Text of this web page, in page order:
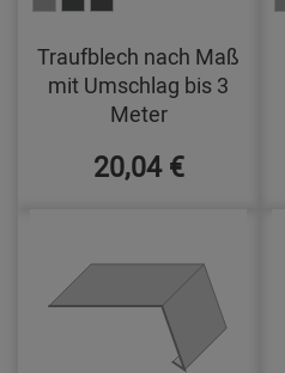
Traufblech nach Maß
mit Umschlag bis 3
Meter
20,04 €